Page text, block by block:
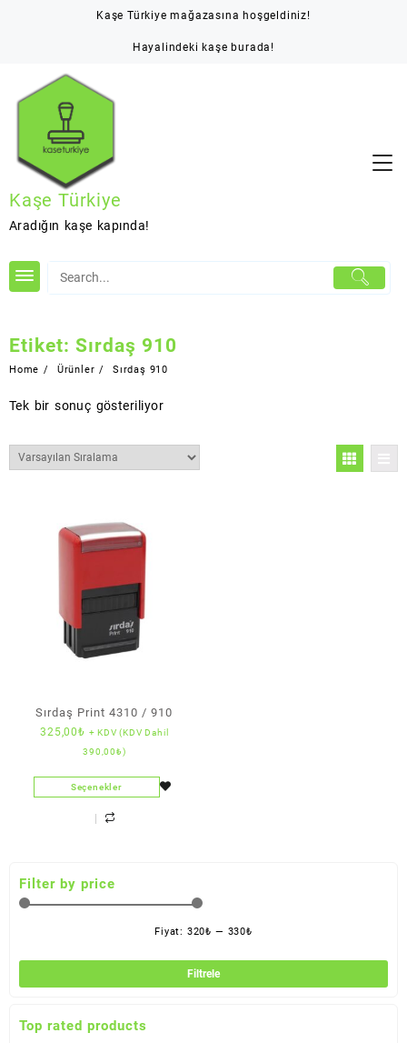
Kaşe Türkiye mağazasına hoşgeldiniz!
Hayalindeki kaşe burada!
Kaşe Türkiye
Aradığın kaşe kapında!
Etiket: Sırdaş 910
Home Ürünler Sırdaş 910
Tek bir sonuç gösteriliyor
Sırdaş Print 4310 / 910
325,00₺ + KDV (KDV Dahil
390,00₺)
Seçenekler
Filter by price
Filtrele
Fiyat: 320₺ — 330₺
Top rated products